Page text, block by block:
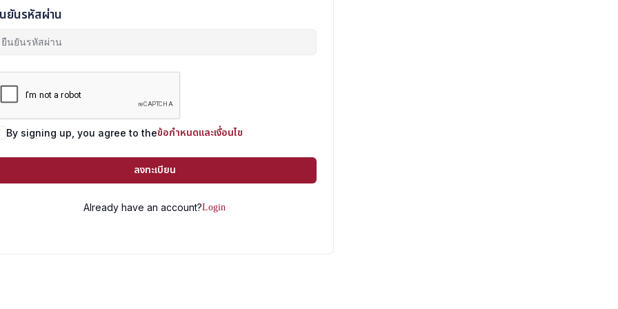
ยันรหัสผ่าน
By signing up, you agree to theข้อกำหนดและเงื่อนไข
ลงทะเบียน
Already have an account?Login